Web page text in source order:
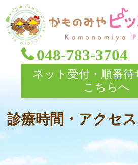
048-783-3704
ネット受付・順番待
こちらへ
診療時間・アクセス